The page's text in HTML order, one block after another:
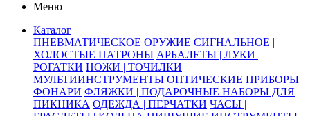
Меню
Каталог
ПНЕВМАТИЧЕСКОЕ ОРУЖИЕ СИГНАЛЬНОЕ |
ХОЛОСТЫЕ ПАТРОНЫ АРБАЛЕТЫ | ЛУКИ |
РОГАТКИ НОЖИ | ТОЧИЛКИ
МУЛЬТИИНСТРУМЕНТЫ ОПТИЧЕСКИЕ ПРИБОРЫ
ФОНАРИ ФЛЯЖКИ | ПОДАРОЧНЫЕ НАБОРЫ ДЛЯ
ПИКНИКА ОДЕЖДА | ПЕРЧАТКИ ЧАСЫ |